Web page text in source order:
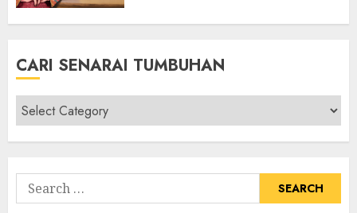
CARI SENARAI TUMBUHAN
Cari
Senarai
Tumbuhan
Search
for: